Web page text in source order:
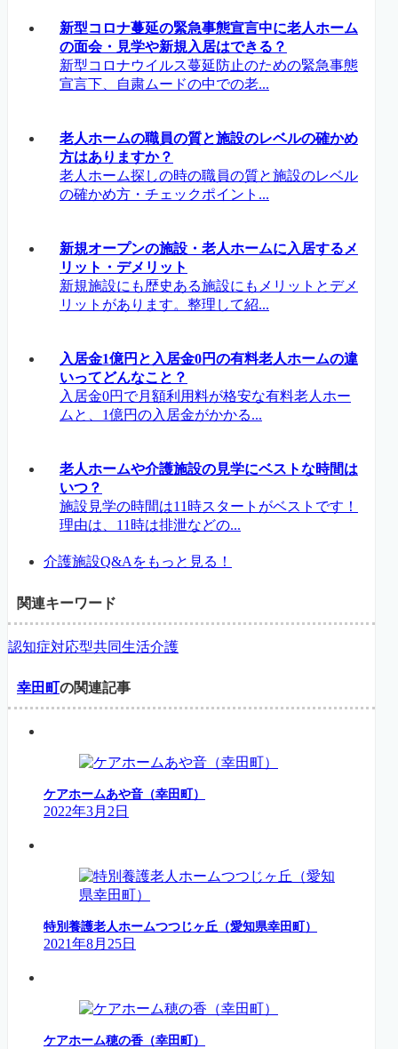
新型コロナ蔓延の緊急事態宣言中に老人ホーム
の面会・見学や新規入居はできる？
新型コロナウイルス蔓延防止のための緊急事態
宣言下、自粛ムードの中での老...
老人ホームの職員の質と施設のレベルの確かめ
方はありますか？
老人ホーム探しの時の職員の質と施設のレベル
の確かめ方・チェックポイント...
新規オープンの施設・老人ホームに入居するメ
リット・デメリット
新規施設にも歴史ある施設にもメリットとデメ
リットがあります。整理して紹...
入居金1億円と入居金0円の有料老人ホームの違
いってどんなこと？
入居金0円で月額利用料が格安な有料老人ホー
ムと、1億円の入居金がかかる...
老人ホームや介護施設の見学にベストな時間は
いつ？
施設見学の時間は11時スタートがベストです！
理由は、11時は排泄などの...
介護施設Q&Aをもっと見る！
関連キーワード
認知症対応型共同生活介護
幸田町の関連記事
ケアホームあや音（幸田町）
2022年3月2日
特別養護老人ホームつつじヶ丘（愛知県幸田町）
2021年8月25日
ケアホーム穂の香（幸田町）